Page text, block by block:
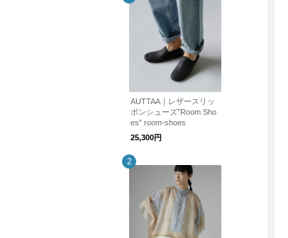
AUTTAA｜レザースリッ
ポンシューズ”Room Sho
es” room-shoes
25,300円